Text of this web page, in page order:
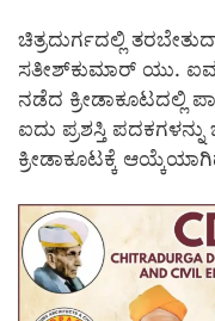
ಚಿತ್ರದುರ್ಗದಲ್ಲಿ
ಸತೀಶ್‍ಕುಮಾರ್ ಯು.
ನಡೆದ ಕ್ರೀಡಾಕೂಟದಲ್ಲಿ
ಐದು ಪ್ರಶಸ್ತಿ
ಕ್ರೀಡಾಕೂಟಕ್ಕೆ